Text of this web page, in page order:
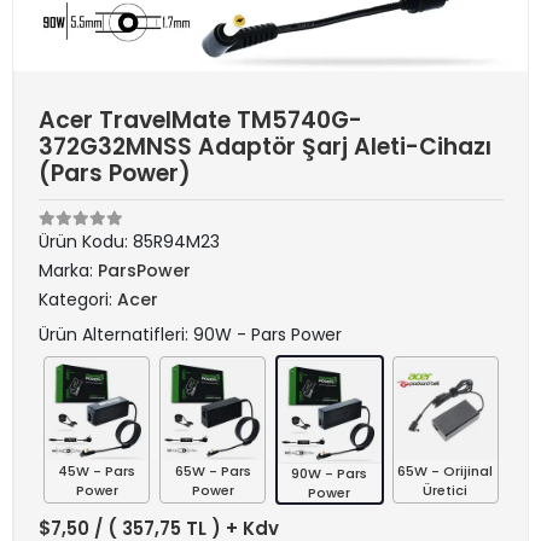
Acer TravelMate TM5740G-
372G32MNSS Adaptör Şarj Aleti-Cihazı
(Pars Power)
Ürün Kodu: 85R94M23
Marka: ParsPower
Kategori: Acer
Ürün Alternatifleri: 90W - Pars Power
45W - Pars
Power
65W - Pars
Power
90W - Pars
Power
65W - Orijinal
Üretici
$7,50 / ( 357,75 TL ) + Kdv